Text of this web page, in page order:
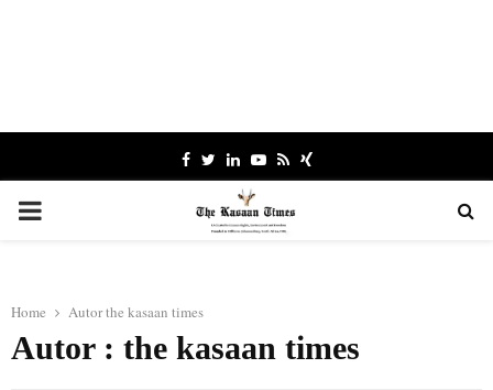
Facebook
TwitterLinkedinYoutube
RssXing
PRIMARY
Home Autorthe kasaan times
Autor : the kasaan times